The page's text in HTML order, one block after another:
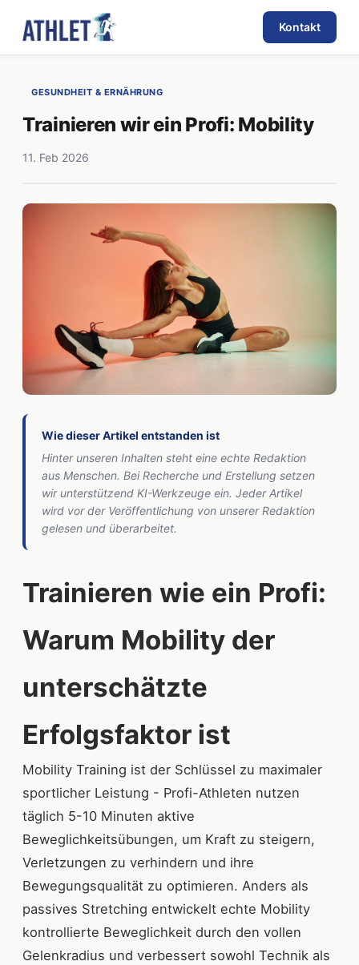
Kontakt
GESUNDHEIT & ERNÄHRUNG
Trainieren wir ein Profi: Mobility
11. Feb 2026
Wie dieser Artikel entstanden ist
Hinter unseren Inhalten steht eine echte Redaktion
aus Menschen. Bei Recherche und Erstellung setzen
wir unterstützend KI-Werkzeuge ein. Jeder Artikel
wird vor der Veröffentlichung von unserer Redaktion
gelesen und überarbeitet.
Trainieren wie ein Profi:
Warum Mobility der
unterschätzte
Erfolgsfaktor ist
Mobility Training ist der Schlüssel zu maximaler
sportlicher Leistung - Profi-Athleten nutzen
täglich 5-10 Minuten aktive
Beweglichkeitsübungen, um Kraft zu steigern,
Verletzungen zu verhindern und ihre
Bewegungsqualität zu optimieren. Anders als
passives Stretching entwickelt echte Mobility
kontrollierte Beweglichkeit durch den vollen
Gelenkradius und verbessert sowohl Technik als